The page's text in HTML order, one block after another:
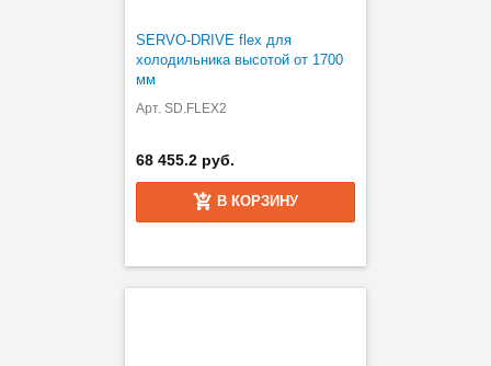
SERVO-DRIVE flex для
холодильника высотой от 1700
мм
Арт. SD.FLEX2
68 455.2 руб.
В КОРЗИНУ